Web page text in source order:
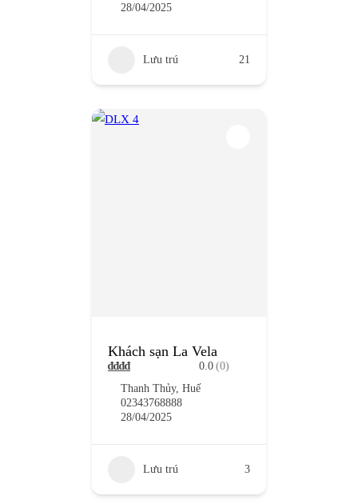
28/04/2025
Lưu trú 21
Khách sạn La Vela
₫₫₫₫ 0.0 (0)
Thanh Thủy, Huế
02343768888
28/04/2025
Lưu trú 3